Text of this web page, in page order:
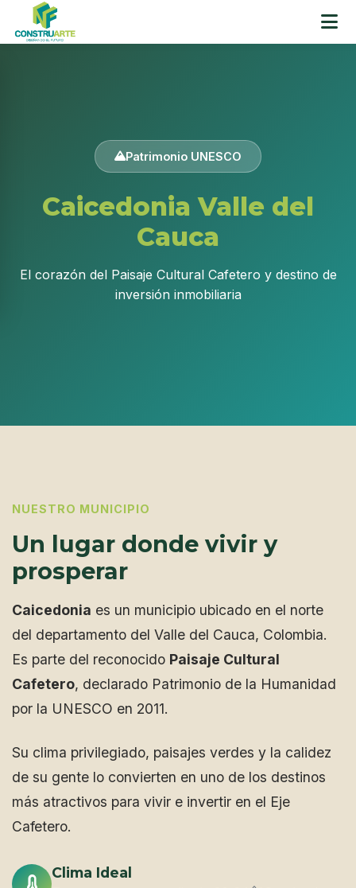
Patrimonio UNESCO
CaicedoniaValle del
Cauca
El corazón del Paisaje Cultural Cafetero y destino de
inversión inmobiliaria
NUESTRO MUNICIPIO
Un lugar donde vivir y
prosperar
Caicedonia es un municipio ubicado en el norte
del departamento del Valle del Cauca, Colombia.
Es parte del reconocido Paisaje Cultural
Cafetero, declarado Patrimonio de la Humanidad
por la UNESCO en 2011.
Su clima privilegiado, paisajes verdes y la calidez
de su gente lo convierten en uno de los destinos
más atractivos para vivir e invertir en el Eje
Cafetero.
Clima Ideal